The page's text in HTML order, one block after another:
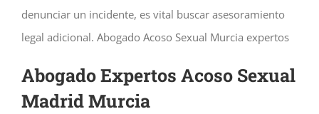
denunciar un incidente, es vital buscar asesoramiento
legal adicional. Abogado Acoso Sexual Murcia expertos
Abogado Expertos Acoso Sexual
Madrid Murcia